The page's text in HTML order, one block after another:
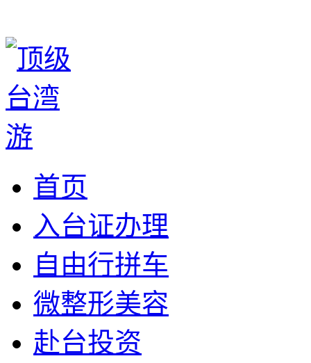
首页
入台证办理
自由行拼车
微整形美容
赴台投资